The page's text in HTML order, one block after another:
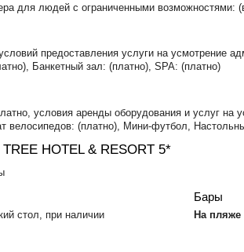
для людей с ограниченными возможностями:
предоставления услуги на усмотрение
Банкетный зал: (платно), SPA: (платно)
условия аренды оборудования и услуг на
велосипедов: (платно), Мини-футбол,
HOTEL & RESORT 5*
стол, при наличии
Бары
​На пляже